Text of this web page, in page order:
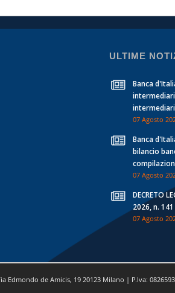
ULTIME
Banca
intermediari
07 Agosto
Banca
bilancio
07 Agosto
DECRETO
2026, n. 141
07 Agosto
Edmondo de Amicis, 19 20123 Milano | P.Iva: